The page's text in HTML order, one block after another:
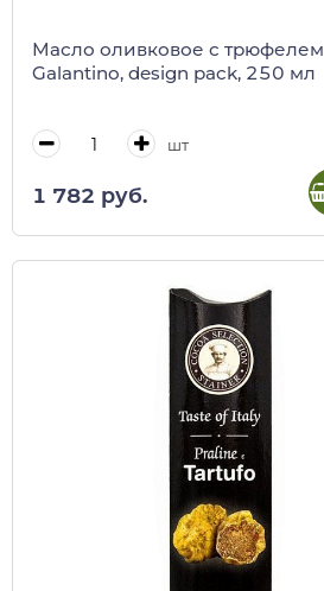
Масло оливковое с трюфелем
Galantino, design pack, 250 мл
шт
1 782 руб.